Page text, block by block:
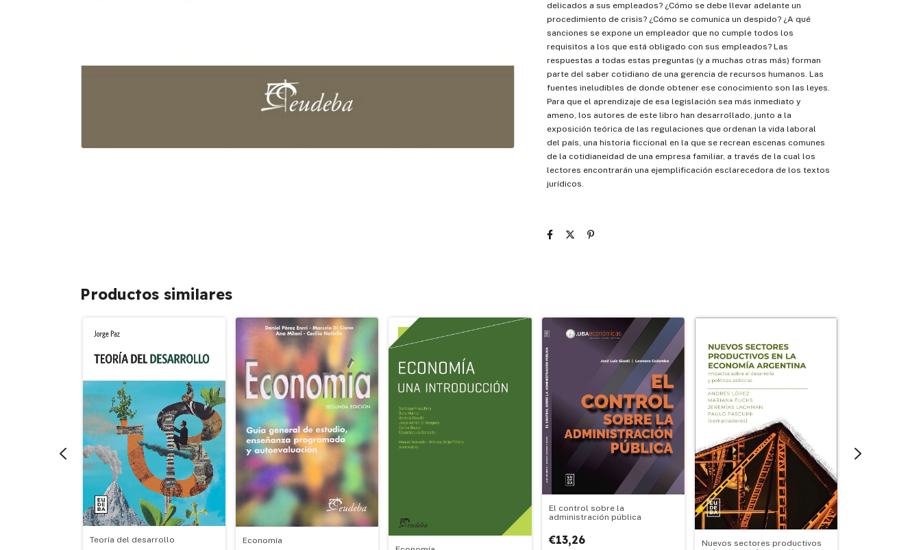
delicados a sus empleados? ¿Cómo se debe llevar adelante un
procedimiento de crisis? ¿Cómo se comunica un despido? ¿A qué
sanciones se expone un empleador que no cumple todos los
requisitos a los que está obligado con sus empleados? Las
respuestas a todas estas preguntas (y a muchas otras más) forman
parte del saber cotidiano de una gerencia de recursos humanos. Las
fuentes ineludibles de donde obtener ese conocimiento son las leyes.
Para que el aprendizaje de esa legislación sea más inmediato y
ameno, los autores de este libro han desarrollado, junto a la
exposición teórica de las regulaciones que ordenan la vida laboral
del país, una historia ficcional en la que se recrean escenas comunes
de la cotidianeidad de una empresa familiar, a través de la cual los
lectores encontrarán una ejemplificación esclarecedora de los textos
jurídicos.
Productos similares
Teoría del desarrollo
Economía
El control sobre la
administración pública
€13,26
Nuevos sectores productivos